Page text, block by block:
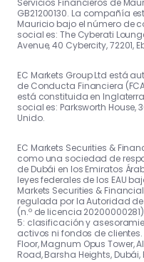
Servicios Financieros de
GB21200130. La compañía
Mauricio bajo el número de
social es: The Cyberati
Avenue, 40 Cybercity, 72201,
EC Markets Group Ltd está
de Conducta Financiera
está constituida en Inglaterra
social es: Parksworth House,
Unido.
EC Markets Securities &
como una sociedad de
de Dubái en los Emiratos
leyes federales de los EAU
Markets Securities &
regulada por la Autoridad
(n.º de licencia
5: clasificación y
activos ni fondos de clientes.
Floor, Magnum Opus Tower,
Road, Barsha Heights, Dubái,